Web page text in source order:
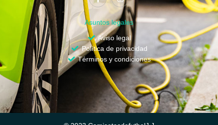
Asuntos legales
Aviso legal
Política de privacidad
Términos y condiciones